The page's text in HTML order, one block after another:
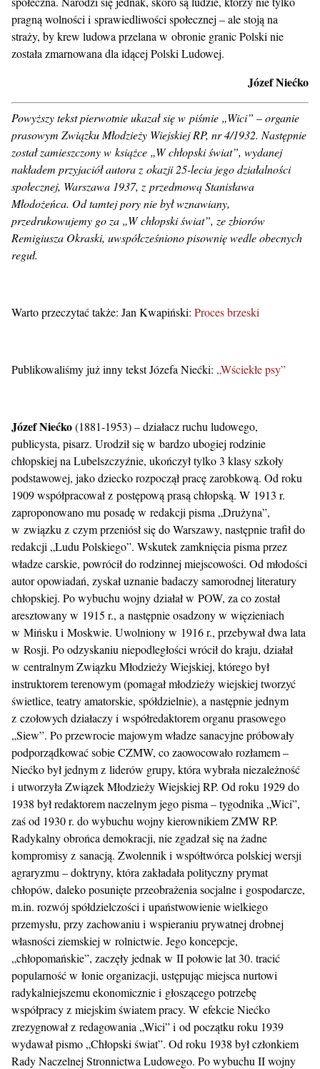
pragną wolności i sprawiedliwości społecznej – ale stoją na
straży, by krew ludowa przelana w obronie granic Polski nie
została zmarnowana dla idącej Polski Ludowej.
Józef Niećko
Powyższy tekst pierwotnie ukazał się w piśmie „Wici” – organie
prasowym Związku Młodzieży Wiejskiej RP, nr 4/1932. Następnie
został zamieszczony w książce „W chłopski świat”, wydanej
nakładem przyjaciół autora z okazji 25-lecia jego działalności
społecznej, Warszawa 1937, z przedmową Stanisława
Młodożeńca. Od tamtej pory nie był wznawiany,
przedrukowujemy go za „W chłopski świat”, ze zbiorów
Remigiusza Okraski, uwspółcześniono pisownię wedle obecnych
reguł.
Warto przeczytać także: Jan Kwapiński: Proces brzeski
Publikowaliśmy już inny tekst Józefa Niećki: „Wściekłe psy”
Józef Niećko(1881-1953) – działacz ruchu ludowego,
publicysta, pisarz. Urodził się w bardzo ubogiej rodzinie
chłopskiej na Lubelszczyźnie, ukończył tylko 3 klasy szkoły
podstawowej, jako dziecko rozpoczął pracę zarobkową. Od roku
1909 współpracował z postępową prasą chłopską. W 1913 r.
zaproponowano mu posadę w redakcji pisma „Drużyna”,
w związku z czym przeniósł się do Warszawy, następnie trafił do
redakcji „Ludu Polskiego”. Wskutek zamknięcia pisma przez
władze carskie, powrócił do rodzinnej miejscowości. Od młodości
autor opowiadań, zyskał uznanie badaczy samorodnej literatury
chłopskiej. Po wybuchu wojny działał w POW, za co został
aresztowany w 1915 r., a następnie osadzony w więzieniach
w Mińsku i Moskwie. Uwolniony w 1916 r., przebywał dwa lata
w Rosji. Po odzyskaniu niepodległości wrócił do kraju, działał
w centralnym Związku Młodzieży Wiejskiej, którego był
instruktorem terenowym (pomagał młodzieży wiejskiej tworzyć
świetlice, teatry amatorskie, spółdzielnie), a następnie jednym
z czołowych działaczy i współredaktorem organu prasowego
„Siew”. Po przewrocie majowym władze sanacyjne próbowały
podporządkować sobie CZMW, co zaowocowało rozłamem –
Niećko był jednym z liderów grupy, która wybrała niezależność
i utworzyła Związek Młodzieży Wiejskiej RP. Od roku 1929 do
1938 był redaktorem naczelnym jego pisma – tygodnika „Wici”,
zaś od 1930 r. do wybuchu wojny kierownikiem ZMW RP.
Radykalny obrońca demokracji, nie zgadzał się na żadne
kompromisy z sanacją. Zwolennik i współtwórca polskiej wersji
agraryzmu – doktryny, która zakładała polityczny prymat
chłopów, daleko posunięte przeobrażenia socjalne i gospodarcze,
m.in. rozwój spółdzielczości i upaństwowienie wielkiego
przemysłu, przy zachowaniu i wspieraniu prywatnej drobnej
własności ziemskiej w rolnictwie. Jego koncepcje,
„chłopomańskie”, zaczęły jednak w II połowie lat 30. tracić
popularność w łonie organizacji, ustępując miejsca nurtowi
radykalniejszemu ekonomicznie i głoszącego potrzebę
współpracy z miejskim światem pracy. W efekcie Niećko
zrezygnował z redagowania „Wici” i od początku roku 1939
wydawał pismo „Chłopski świat”. Od roku 1938 był członkiem
Rady Naczelnej Stronnictwa Ludowego. Po wybuchu II wojny